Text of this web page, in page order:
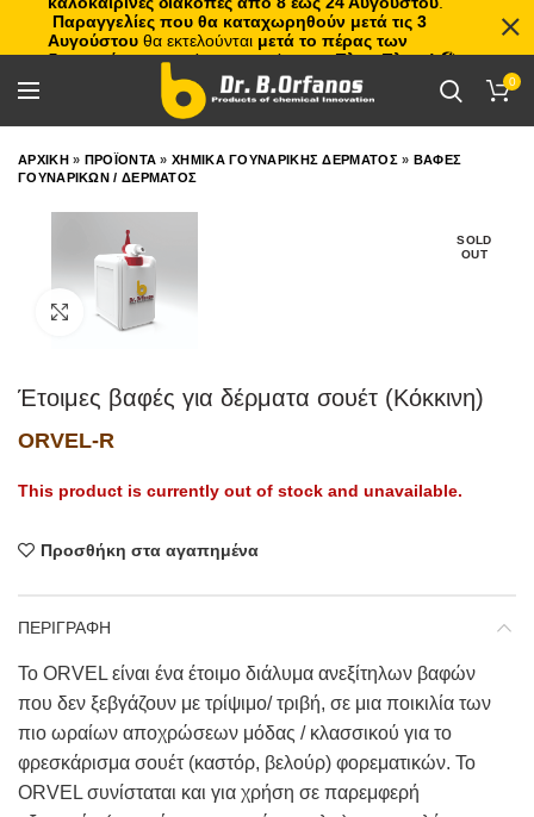
0
ΑΡΧΙΚΗ» ΠΡΟΪΟΝΤΑ »ΧΗΜΙΚΑ ΓΟΥΝΑΡΙΚΗΣ ΔΕΡΜΑΤΟΣ » ΒΑΦΕΣ
ΓΟΥΝΑΡΙΚΩΝ / ΔΕΡΜΑΤΟΣ
SOLD
OUT
Click to enlarge
Έτοιμες βαφές για δέρματα σουέτ (Κόκκινη)
ORVEL-R
This product is currently out of stock and unavailable.
Προσθήκη στα αγαπημένα
ΠΕΡΙΓΡΑΦΗ
Το ORVEL είναι ένα έτοιμο διάλυμα ανεξίτηλων βαφών
που δεν ξεβγάζουν με τρίψιμο/ τριβή, σε μια ποικιλία των
πιο ωραίων αποχρώσεων μόδας / κλασσικού για το
φρεσκάρισμα σουέτ (καστόρ, βελούρ) φορεματικών. Το
ORVEL συνίσταται και για χρήση σε παρεμφερή
Παραγγελίες που θα καταχωρηθούν μετά τις 3
Αυγούστου θα εκτελούνται μετά το πέρας των
διακοπών, με σειρά προτεραιότητας.Πλιτς Πλατς!🏖️🌊